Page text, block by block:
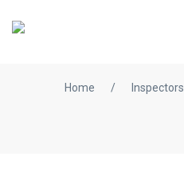
Home / Inspectors